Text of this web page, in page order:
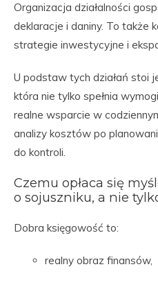
Organizacja działalności
deklaracje i daniny. To także
strategie inwestycyjne i
U podstaw tych działań stoi
która nie tylko spełnia
realne wsparcie w
analizy kosztów po
do kontroli.
Czemu opłaca się
o sojuszniku, a nie
Dobra księgowość to:
realny obraz finansów,